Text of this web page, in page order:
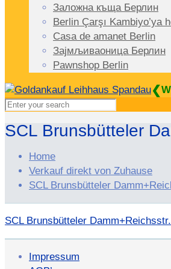
Заложна къща Берлин
Berlin Çarşı Kambiyo’ya
Casa de amanet Berlin
Зајмљиваоница Берлин
Pawnshop Berlin
❮
SCL Brunsbütteler
Home
Verkauf direkt von Zuhause
SCL Brunsbütteler
SCL Brunsbütteler
Impressum